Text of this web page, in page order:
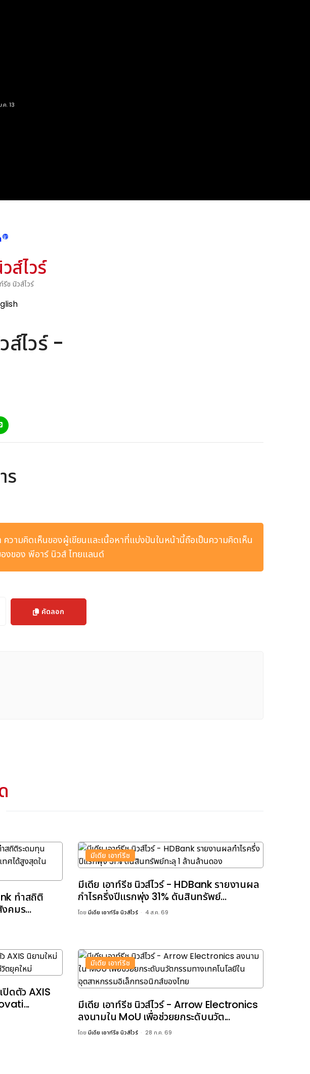
.ค. 13
ส์ไวร์
ช นิวส์ไวร์
ส์ไวร์ -
ร
วามคิดเห็นของผู้เขียนและเนื้อหาที่แบ่งปันในหน้านี้ถือเป็นความคิดเห็น
งของ พีอาร์ นิวส์ ไทยแลนด์
คัดลอก
ทำสถิติ
คมร...
มีเดีย เอาท์รีช
มีเดีย เอาท์รีช นิวส์ไวร์ - HDBank รายงานผล
กำไรครึ่งปีแรกพุ่ง 31% ดันสินทรัพย์...
โดยมีเดีย เอาท์รีช นิวส์ไวร์ 4 ส.ค. 69
ปิดตัว AXIS
มีเดีย เอาท์รีช
มีเดีย เอาท์รีช นิวส์ไวร์ - Arrow Electronics
ลงนามใน MoU เพื่อช่วยยกระดับนวัต...
โดยมีเดีย เอาท์รีช นิวส์ไวร์ 28 ก.ค. 69